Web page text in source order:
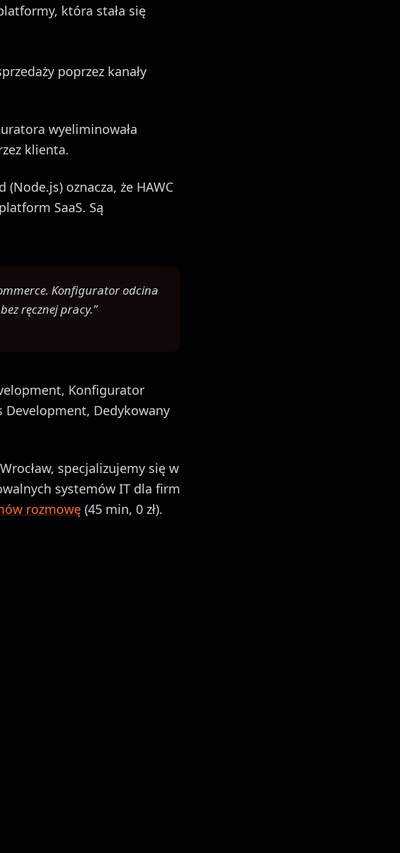
która stała się
poprzez kanały
wyeliminowała
klienta.
(Node.js) oznacza, że HAWC
SaaS. Są
Konfigurator odcina
ręcznej pracy.”
Konfigurator
Development, Dedykowany
specjalizujemy się w
systemów IT dla firm
rozmowę (45 min, 0 zł).